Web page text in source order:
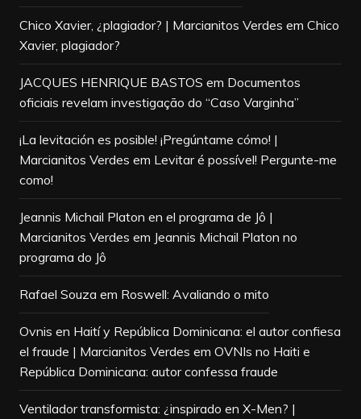
Chico Xavier, ¿plagiador? | Marcianitos Verdes em Chico
Xavier, plagiador?
JACQUES HENRIQUE BASTOS em Documentos
oficiais revelam investigação do “Caso Varginha”
¡La levitación es posible! ¡Pregúntame cómo! |
Marcianitos Verdes em Levitar é possível! Pergunte-me
como!
Jeannis Michail Platon en el programa de Jô |
Marcianitos Verdes em Jeannis Michail Platon no
programa do Jô
Rafael Souza em Roswell: Avaliando o mito
Ovnis en Haití y República Dominicana: el autor confiesa
el fraude | Marcianitos Verdes em OVNIs no Haiti e
República Dominicana: autor confessa fraude
Ventilador transformista: ¿inspirado en X-Men? |